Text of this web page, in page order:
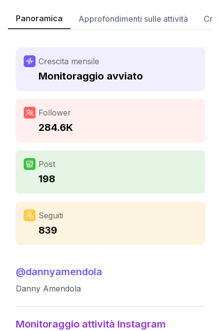
Panoramica Approfondimenti sulle attività
Crescita mensile
Monitoraggio avviato
Follower
284.6K
Post
198
Seguiti
839
@dannyamendola
Danny Amendola
Monitoraggio attività Instagram